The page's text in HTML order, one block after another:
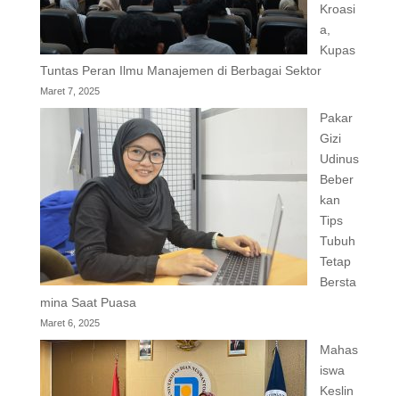
Kroasi
a,
Kupas
Tuntas Peran Ilmu Manajemen di Berbagai Sektor
Maret 7, 2025
Pakar
Gizi
Udinus
Beber
kan
Tips
Tubuh
Tetap
Bersta
mina Saat Puasa
Maret 6, 2025
Mahas
iswa
Keslin